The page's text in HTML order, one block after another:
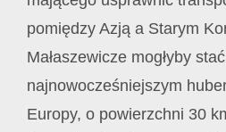
pomiędzy Azją a Starym
Małaszewicze mogłyby
najnowocześniejszym
Europy, o powierzchni 30